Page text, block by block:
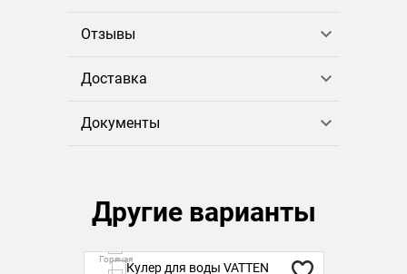
Отзывы
Доставка
Документы
Другие варианты
Горячая